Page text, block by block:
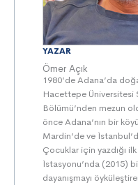
YAZAR
Ömer Açık
1980’de Adana’da
Hacettepe Üniversitesi
Bölümü’nden mezun
önce Adana’nın bir
Mardin’de ve
Çocuklar için yazdığı
İstasyonu’nda (2015)
dayanışmayı